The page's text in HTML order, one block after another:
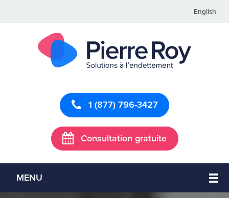
English
1 (877) 796-3427
Consultation gratuite
MENU